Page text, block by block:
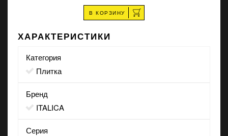
В КОРЗИНУ
ХАРАКТЕРИСТИКИ
Категория
Плитка
Бренд
ITALICA
Серия